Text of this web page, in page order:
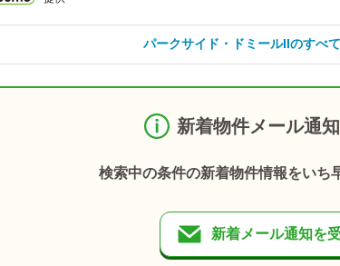
パークサイド・ドミールIIのすべ
新着物件メール通知
検索中の条件の新着物件情報をいち
新着メール通知を